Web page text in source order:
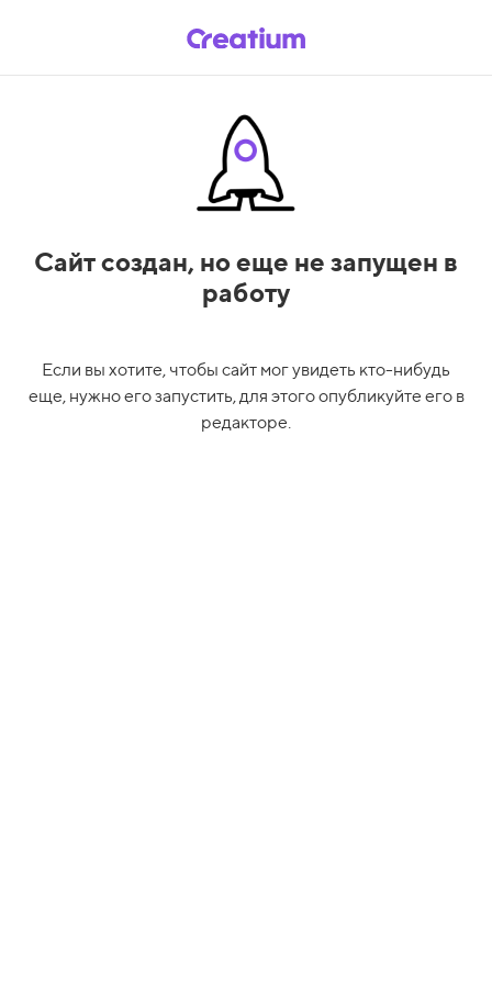
Сайт создан, но еще не запущен в
работу
Если вы хотите, чтобы сайт мог увидеть кто-нибудь
еще, нужно его запустить, для этого опубликуйте его в
редакторе.